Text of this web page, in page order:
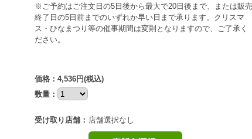
※ご予約はご注文日の5日後から最大で20日後まで、または販売
終了日の5日前までのいずれか早い日まで承ります。クリスマ
ス・ひなまつり等の催事期間は変則となりますので、ご了承く
ださい。
価格：4,536円(税込)
数量：
受け取り店舗： 店舗選択なし